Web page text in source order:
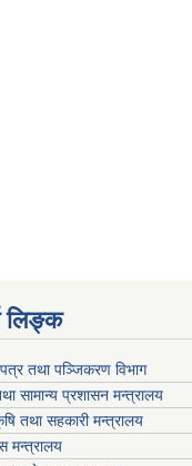
लि‍‍‍‍‍‌ङ्क
तथा पञ्जिकरण विभाग
सामान्य प्रशासन मन्त्रालय
तथा सहकारी मन्त्रालय
मन्त्रालय